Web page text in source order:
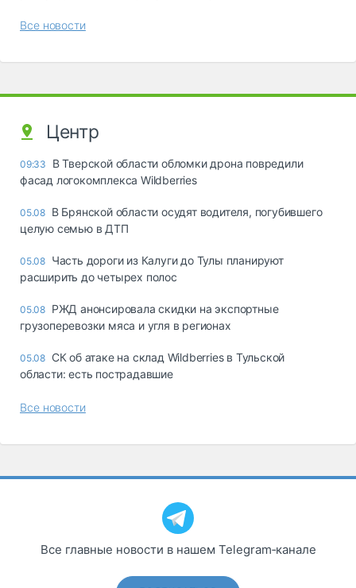
Все новости
Центр
09:33
В Тверской области обломки дрона повредили
фасад логокомплекса Wildberries
05.08 В Брянской области осудят водителя, погубившего
целую семью в ДТП
05.08 Часть дороги из Калуги до Тулы планируют
расширить до четырех полос
05.08 РЖД анонсировала скидки на экспортные
грузоперевозки мяса и угля в регионах
05.08 СК об атаке на склад Wildberries в Тульской
области: есть пострадавшие
Все новости
Все главные новости в нашем Telegram‑канале